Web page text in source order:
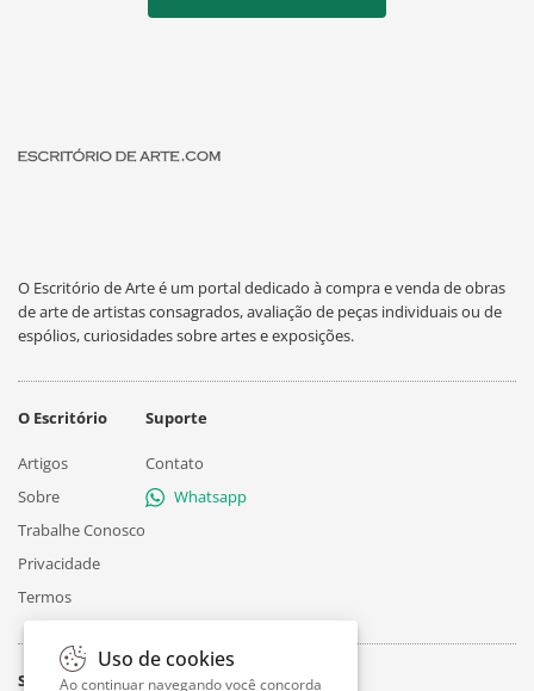
O Escritório de Arte é um portal dedicado à compra e venda de obras
de arte de artistas consagrados, avaliação de peças individuais ou de
espólios, curiosidades sobre artes e exposições.
O Escritório
Artigos
Sobre
Trabalhe Conosco
Privacidade
Termos
Suporte
Contato
Whatsapp
Siga
Uso de cookies
Ao continuar navegando você concorda